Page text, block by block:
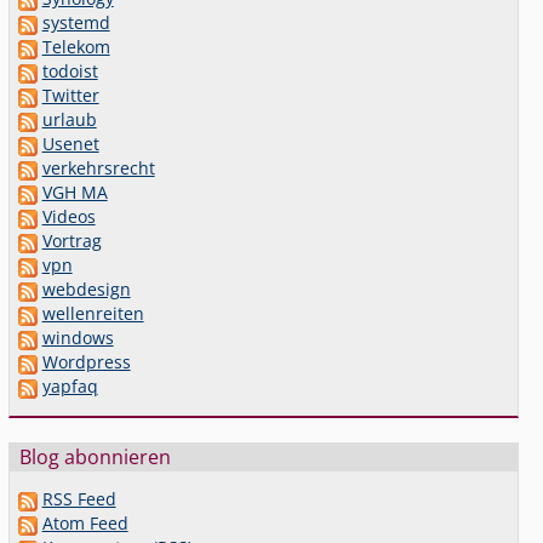
systemd
Telekom
todoist
Twitter
urlaub
Usenet
verkehrsrecht
VGH MA
Videos
Vortrag
vpn
webdesign
wellenreiten
windows
Wordpress
yapfaq
Blog abonnieren
RSS Feed
Atom Feed